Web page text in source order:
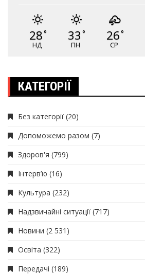
28°
НД
33 °
ПН
26°
СР
КАТЕГОРІЇ
Без категорії (20)
Допоможемо разом (7)
Здоров'я (799)
Інтерв’ю (16)
Культура (232)
Надзвичайні ситуації (717)
Новини (2 531)
Освіта (322)
Передачі (189)